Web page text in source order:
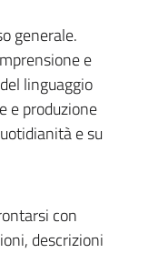
generale.
e
linguaggio
e produzione
e su
con
descrizioni